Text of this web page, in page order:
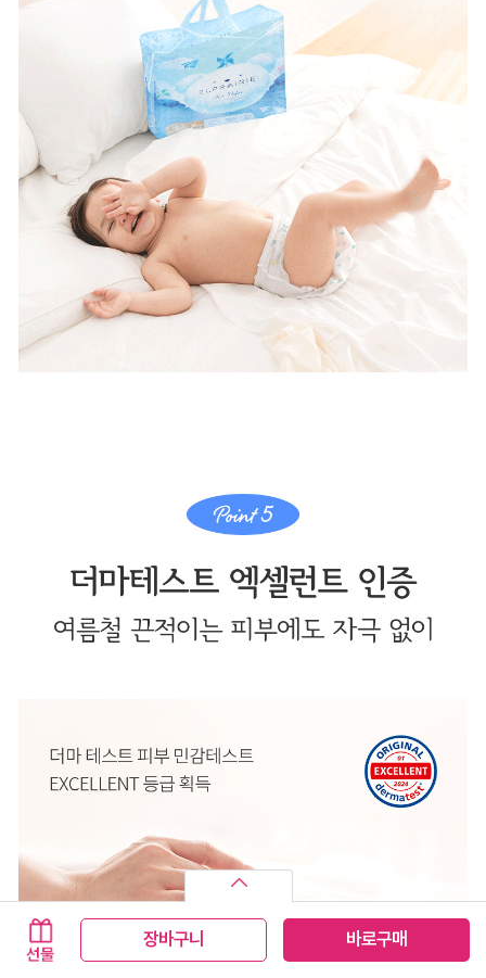
장바구니 바로구매